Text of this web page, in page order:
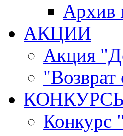
Архив
АКЦИИ
Акция
"Возврат
Конкурс